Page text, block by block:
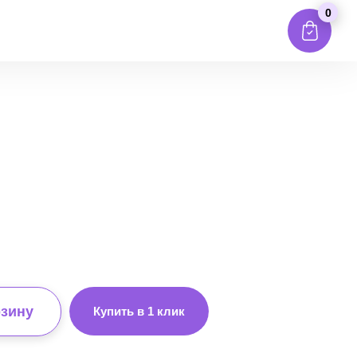
0
Купить в 1 клик